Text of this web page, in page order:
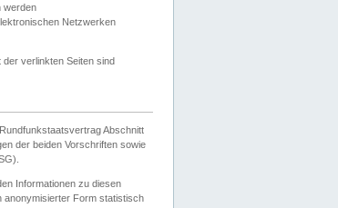
werden
Netzwerken
verlinkten Seiten sind
Abschnitt
der beiden Vorschriften sowie
Informationen zu diesen
anonymisierter Form statistisch